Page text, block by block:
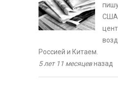
США
Россией и Китаем.
5 лет 11 месяцевназад